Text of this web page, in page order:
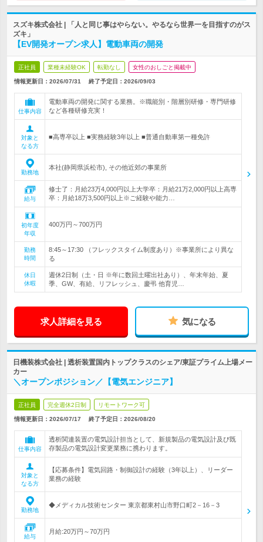
スズキ株式会社 | 「人と同じ事はやらない。やるなら世界一を目指すのがス
ズキ」
【EV開発オープン求人】電動車両の開発
正社員 業種未経験OK 転勤なし 女性のおしごと掲載中
情報更新日：2026/07/31 終了予定日： 2026/09/03
仕事内容
電動車両の開発に関する業務。※職能別・階層別研修・専門研修
など各種研修充実！
対象と
なる方
■高専卒以上 ■実務経験3年以上 ■普通自動車第一種免許
勤務地
本社(静岡県浜松市), その他近郊の事業所
給与
修士了：月給23万4,000円以上大学卒：月給21万2,000円以上高専
卒：月給18万3,500円以上※ご経験や能力…
初年度
年収
400万円～700万円
勤務
時間
8:45～17:30 （フレックスタイム制度あり）※事業所により異な
る
休日
休暇
週休2日制（土・日 ※年に数回土曜出社あり）、年末年始、夏
季、GW、有給、リフレッシュ、慶弔 他育児…
求人詳細を見る 気になる
日機装株式会社 | 透析装置国内トップクラスのシェア/東証プライム上場メー
カー
＼オープンポジション／【電気エンジニア】
正社員 完全週休2日制 リモートワーク可
情報更新日：2026/07/17 終了予定日： 2026/08/20
仕事内容
透析関連装置の電気設計担当として、新規製品の電気設計及び既
存製品の電気設計変更業務に携わります。
対象と
なる方
【応募条件】電気回路・制御設計の経験（3年以上）、リーダー
業務の経験
勤務地
◆メディカル技術センター 東京都東村山市野口町2－16－3
給与
月給:20万円～70万円